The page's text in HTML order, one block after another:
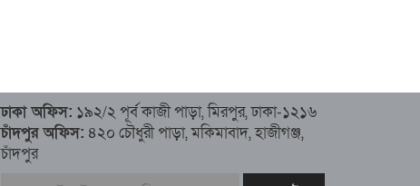
ঢাকা অফিস: ১৯২/২ পূর্ব কাজী পাড়া, মিরপুর, ঢাকা-১২১৬
চাঁদপুর অফিস: ৪২০ চৌধুরী পাড়া, মকিমাবাদ, হাজীগঞ্জ,
চাঁদপুর